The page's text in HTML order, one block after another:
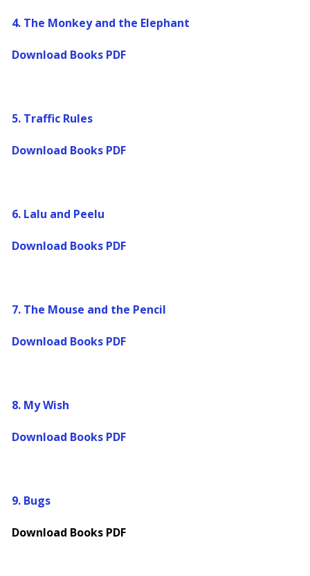
4. The Monkey and the Elephant
Download Books PDF
5. Traffic Rules
Download Books PDF
6. Lalu and Peelu
Download Books PDF
7. The Mouse and the Pencil
Download Books PDF
8. My Wish
Download Books PDF
9. Bugs
Download Books PDF